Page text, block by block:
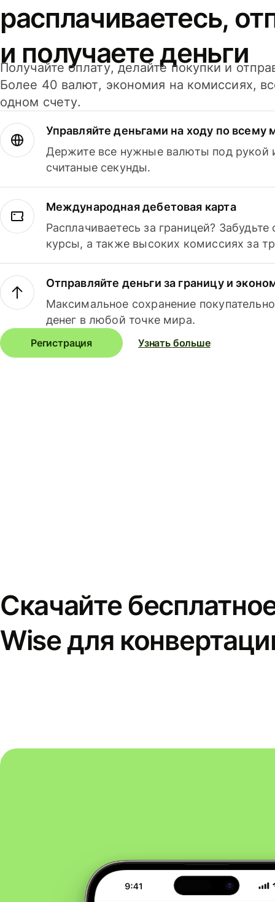
расплачиваетесь,
и получаете деньги
Получайте оплату, делайте покупки и
Более 40 валют, экономия на комиссиях,
одном счету.
Управляйте деньгами на ходу по всему
Держите все нужные валюты под рукой
считаные секунды.
Международная дебетовая карта
Расплачиваетесь за границей?
курсы, а также высоких комиссиях за
Отправляйте деньги за границу и
Максимальное сохранение
денег в любой точке мира.
Регистрация Узнать больше
Скачайте
Wise для